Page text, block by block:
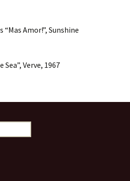
“Mas Amor!”, Sunshine
Sea”, Verve, 1967